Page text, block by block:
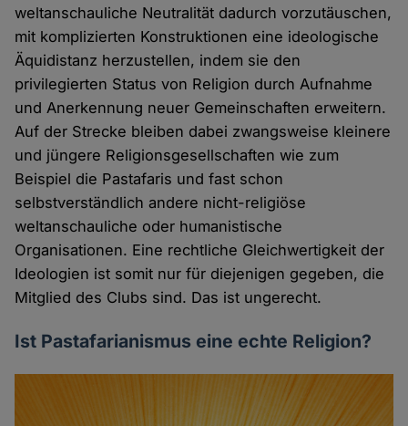
weltanschauliche Neutralität dadurch vorzutäuschen,
mit komplizierten Konstruktionen eine ideologische
Äquidistanz herzustellen, indem sie den
privilegierten Status von Religion durch Aufnahme
und Anerkennung neuer Gemeinschaften erweitern.
Auf der Strecke bleiben dabei zwangsweise kleinere
und jüngere Religionsgesellschaften wie zum
Beispiel die Pastafaris und fast schon
selbstverständlich andere nicht-religiöse
weltanschauliche oder humanistische
Organisationen. Eine rechtliche Gleichwertigkeit der
Ideologien ist somit nur für diejenigen gegeben, die
Mitglied des Clubs sind. Das ist ungerecht.
Ist Pastafarianismus eine echte Religion?